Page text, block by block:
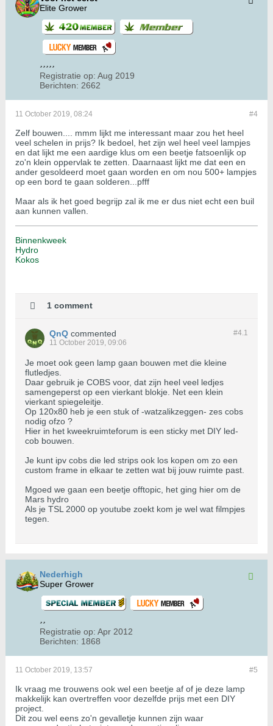
Elite Grower
Registratie op: Aug 2019
Berichten: 2662
#4
11 October 2019, 08:24
Zelf bouwen.... mmm lijkt me interessant maar zou het heel
veel schelen in prijs? Ik bedoel, het zijn wel heel veel lampjes
en dat lijkt me een aardige klus om een beetje fatsoenlijk op
zo'n klein oppervlak te zetten. Daarnaast lijkt me dat een en
ander gesoldeerd moet gaan worden en om nou 500+ lampjes
op een bord te gaan solderen...pfff
Maar als ik het goed begrijp zal ik me er dus niet echt een buil
aan kunnen vallen.
Binnenkweek
Hydro
Kokos
1 comment
#4.1
QnQ commented
11 October 2019, 09:06
Je moet ook geen lamp gaan bouwen met die kleine
flutledjes.
Daar gebruik je COBS voor, dat zijn heel veel ledjes
samengeperst op een vierkant blokje. Net een klein
vierkant spiegeleitje.
Op 120x80 heb je een stuk of -watzalikzeggen- zes cobs
nodig ofzo ?
Hier in het kweekruimteforum is een sticky met DIY led-
cob bouwen.
Je kunt ipv cobs die led strips ook los kopen om zo een
custom frame in elkaar te zetten wat bij jouw ruimte past.
Mgoed we gaan een beetje offtopic, het ging hier om de
Mars hydro
Als je TSL 2000 op youtube zoekt kom je wel wat filmpjes
tegen.
Nederhigh
Super Grower
Registratie op: Apr 2012
Berichten: 1868
#5
11 October 2019, 13:57
Ik vraag me trouwens ook wel een beetje af of je deze lamp
makkelijk kan overtreffen voor dezelfde prijs met een DIY
project.
Dit zou wel eens zo'n gevalletje kunnen zijn waar